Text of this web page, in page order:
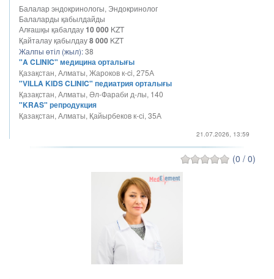
Балалар эндокринологы, Эндокринолог
Балаларды қабылдайды
Алғашқы қабалдау10 000 KZT
Қайталау қабылдау8 000 KZT
Жалпы өтіл (жыл):38
"A CLINIC" медицина орталығы
Қазақстан, Алматы, Жароков к-ci, 275А
"VILLA KIDS CLINIC" педиатрия орталығы
Қазақстан, Алматы, Әл-Фараби д-лы, 140
"KRAS" репродукция
Қазақстан, Алматы, Қайырбеков к-сі, 35А
21.07.2026, 13:59
(0 / 0)